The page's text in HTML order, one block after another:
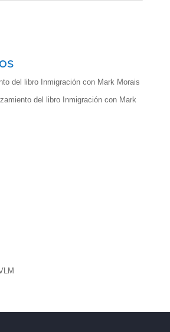
del libro Inmigración con Mark Morais
del libro Inmigración con Mark